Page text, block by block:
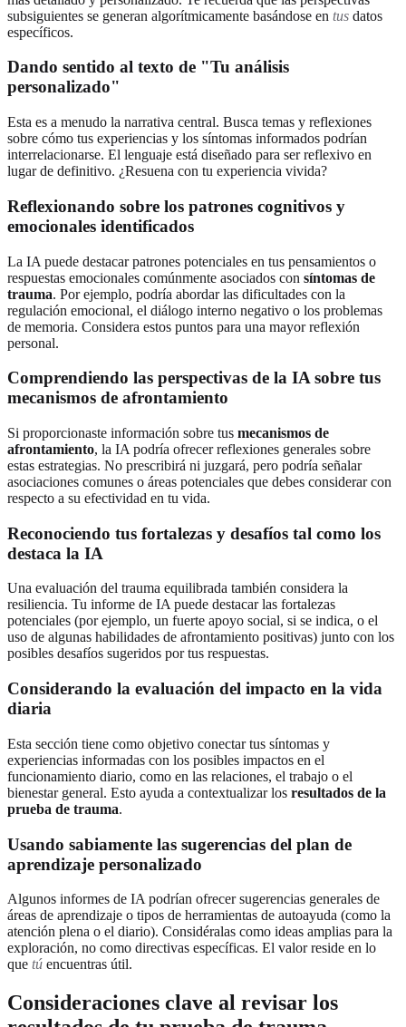
subsiguientes se generan algorítmicamente basándose en tus datos
específicos.
Dando sentido al texto de "Tu análisis
personalizado"
Esta es a menudo la narrativa central. Busca temas y reflexiones
sobre cómo tus experiencias y los síntomas informados podrían
interrelacionarse. El lenguaje está diseñado para ser reflexivo en
lugar de definitivo. ¿Resuena con tu experiencia vivida?
Reflexionando sobre los patrones cognitivos y
emocionales identificados
La IA puede destacar patrones potenciales en tus pensamientos o
respuestas emocionales comúnmente asociados con síntomas de
trauma. Por ejemplo, podría abordar las dificultades con la
regulación emocional, el diálogo interno negativo o los problemas
de memoria. Considera estos puntos para una mayor reflexión
personal.
Comprendiendo las perspectivas de la IA sobre tus
mecanismos de afrontamiento
Si proporcionaste información sobre tus mecanismos de
afrontamiento, la IA podría ofrecer reflexiones generales sobre
estas estrategias. No prescribirá ni juzgará, pero podría señalar
asociaciones comunes o áreas potenciales que debes considerar con
respecto a su efectividad en tu vida.
Reconociendo tus fortalezas y desafíos tal como los
destaca la IA
Una evaluación del trauma equilibrada también considera la
resiliencia. Tu informe de IA puede destacar las fortalezas
potenciales (por ejemplo, un fuerte apoyo social, si se indica, o el
uso de algunas habilidades de afrontamiento positivas) junto con los
posibles desafíos sugeridos por tus respuestas.
Considerando la evaluación del impacto en la vida
diaria
Esta sección tiene como objetivo conectar tus síntomas y
experiencias informadas con los posibles impactos en el
funcionamiento diario, como en las relaciones, el trabajo o el
bienestar general. Esto ayuda a contextualizar los resultados de la
prueba de trauma.
Usando sabiamente las sugerencias del plan de
aprendizaje personalizado
Algunos informes de IA podrían ofrecer sugerencias generales de
áreas de aprendizaje o tipos de herramientas de autoayuda (como la
atención plena o el diario). Considéralas como ideas amplias para la
exploración, no como directivas específicas. El valor reside en lo
que tú encuentras útil.
Consideraciones clave al revisar los